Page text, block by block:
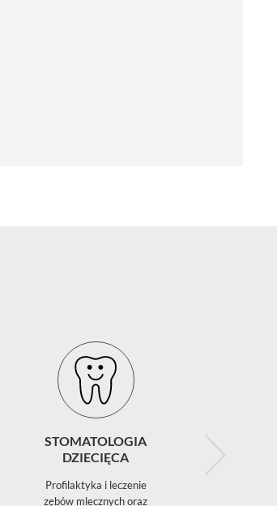
STOMATOLOGIA
DZIECIĘCA
Profilaktyka i leczenie
zębów mlecznych oraz